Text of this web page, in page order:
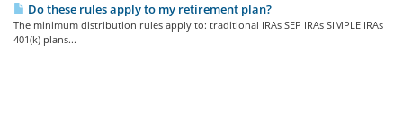
Do these rules apply to my retirement plan?
The minimum distribution rules apply to: traditional IRAs SEP IRAs SIMPLE IRAs
401(k) plans...